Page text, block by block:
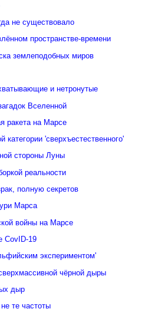
не существовало
пространстве-времени
землеподобных миров
и нетронутые
Вселенной
ракета на Марсе
категории 'сверхъестественного'
стороны Луны
реальности
полную секретов
Марса
войны на Марсе
CovID-19
экспериментом'
чёрной дыры
дыр
те частоты